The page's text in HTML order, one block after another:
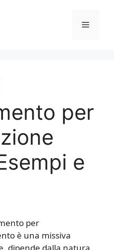
Menu
per
e
per
è una missiva